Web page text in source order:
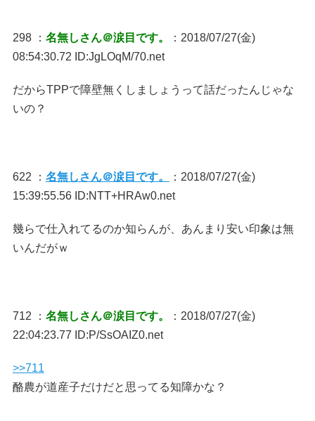
298 ： 名無しさん＠涙目です。
：2018/07/27(金)
08:54:30.72 ID:JgLOqM/70.net
だからTPPで障壁無くしましょうって話だったんじゃな
いの？
622 ： 名無しさん＠涙目です。
：2018/07/27(金)
15:39:55.56 ID:NTT+HRAw0.net
幾らで仕入れてるのか知らんが、あんまり安い印象は無
いんだがｗ
712 ： 名無しさん＠涙目です。
：2018/07/27(金)
22:04:23.77 ID:P/SsOAIZ0.net
>>711
酪農が道産子だけだと思ってる知障かな？